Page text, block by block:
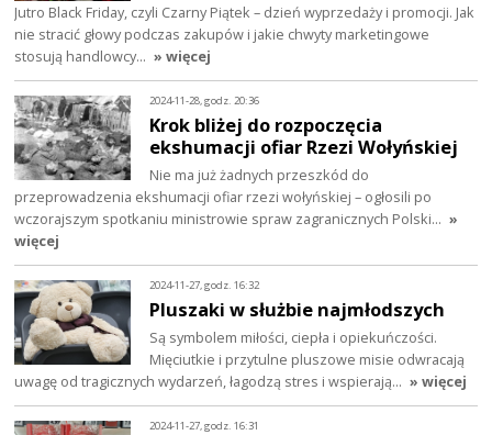
Jutro Black Friday, czyli Czarny Piątek – dzień wyprzedaży i promocji. Jak
nie stracić głowy podczas zakupów i jakie chwyty marketingowe
stosują handlowcy… » więcej
2024-11-28, godz. 20:36
Krok bliżej do rozpoczęcia
ekshumacji ofiar Rzezi Wołyńskiej
Nie ma już żadnych przeszkód do
przeprowadzenia ekshumacji ofiar rzezi wołyńskiej – ogłosili po
wczorajszym spotkaniu ministrowie spraw zagranicznych Polski… »
więcej
2024-11-27, godz. 16:32
Pluszaki w służbie najmłodszych
Są symbolem miłości, ciepła i opiekuńczości.
Mięciutkie i przytulne pluszowe misie odwracają
uwagę od tragicznych wydarzeń, łagodzą stres i wspierają… » więcej
2024-11-27, godz. 16:31